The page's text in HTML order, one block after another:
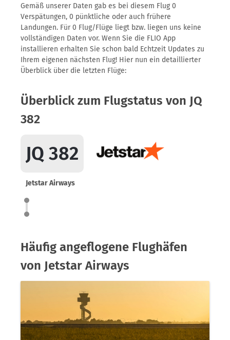
Gemäß unserer Daten gab es bei diesem Flug 0
Verspätungen, 0 pünktliche oder auch frühere
Landungen. Für 0 Flug/Flüge liegt bzw. liegen uns keine
vollständigen Daten vor. Wenn Sie die FLIO App
installieren erhalten Sie schon bald Echtzeit Updates zu
Ihrem eigenen nächsten Flug! Hier nun ein detaillierter
Überblick über die letzten Flüge:
Überblick zum Flugstatus von JQ
382
JQ 382
Jetstar Airways
Häufig angeflogene Flughäfen
von Jetstar Airways